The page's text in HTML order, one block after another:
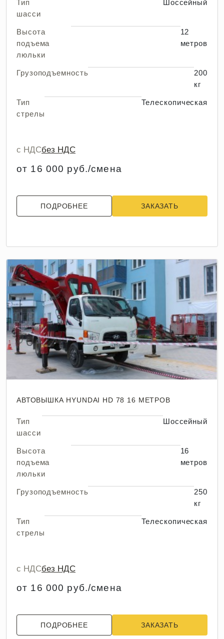
Тип
шасси
Шоссейный
Высота
подъема
люльки
12
метров
Грузоподъемность
200
кг
Тип
стрелы
Телескопическая
с НДСбез НДС
от 16 000 руб./смена
ПОДРОБНЕЕ ЗАКАЗАТЬ
АВТОВЫШКА HYUNDAI HD 78 16 МЕТРОВ
Тип
шасси
Шоссейный
Высота
подъема
люльки
16
метров
Грузоподъемность
250
кг
Тип
стрелы
Телескопическая
с НДСбез НДС
от 16 000 руб./смена
ПОДРОБНЕЕ ЗАКАЗАТЬ